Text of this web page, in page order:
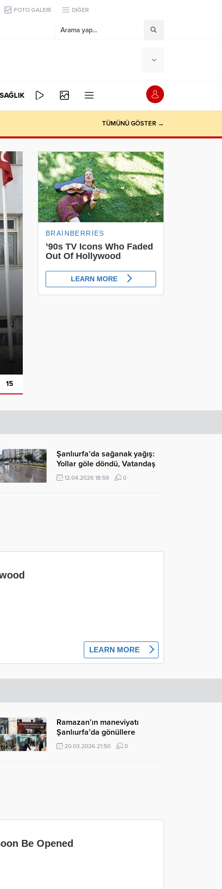
FOTO GALERİ DİĞER
SAĞLIK
TÜMÜNÜ GÖSTER →
15
Şanlıurfa’da sağanak yağış:
Yollar göle döndü, Vatandaş
zor anlar yaşadı
12.04.2026 18:59 0
Ramazan’ın maneviyatı
Şanlıurfa’da gönüllere
dokundu
20.03.2026 21:50 0